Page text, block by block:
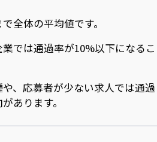
全体の平均値です。
では通過率が10%以下になるこ
、応募者が少ない求人では通過
あります。